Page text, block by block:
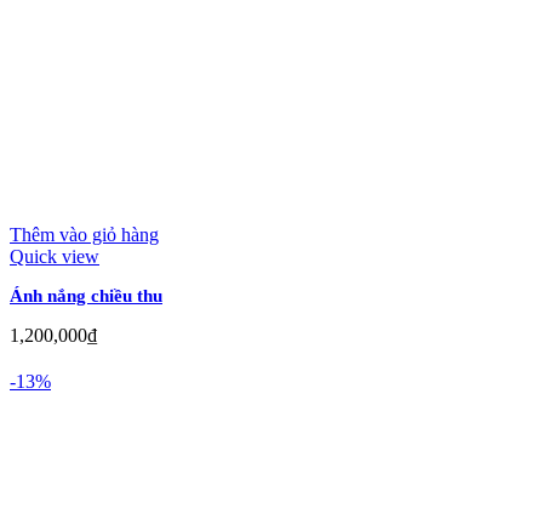
Thêm vào giỏ hàng
Quick view
Ánh nắng chiều thu
1,200,000₫
-13%